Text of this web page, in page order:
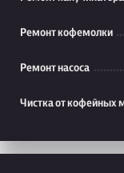
Ремонт кофемолки
Ремонт насоса
Чистка от кофейных